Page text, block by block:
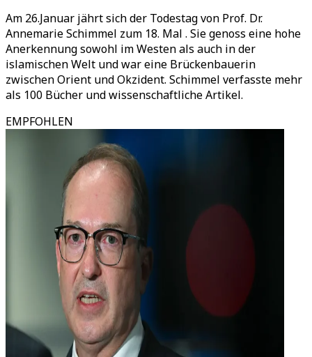
Am 26.Januar jährt sich der Todestag von Prof. Dr.
Annemarie Schimmel zum 18. Mal . Sie genoss eine hohe
Anerkennung sowohl im Westen als auch in der
islamischen Welt und war eine Brückenbauerin
zwischen Orient und Okzident. Schimmel verfasste mehr
als 100 Bücher und wissenschaftliche Artikel.
EMPFOHLEN